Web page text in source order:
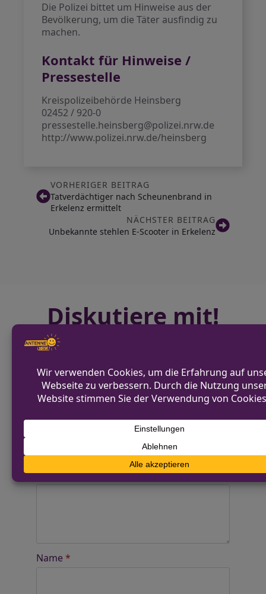
Die Polizei bittet um Hinweise aus der
Bevölkerung, um die Täter ausfindig zu
machen.
Kontakt für Hinweise /
Pressestelle
Kreispolizeibehörde Heinsberg
02452 / 920-0
pressestelle.heinsberg@polizei.nrw.de
http://www.polizei.nrw.de/heinsberg
VORHERIGER BEITRAG
Tatverdächtiger nach Scheunenbrand in
Erkelenz ermittelt
NÄCHSTER BEITRAG
Unbekannte stehlen E-Scooter in Erkelenz
Diskutiere mit!
Anonym und ganz ohne Anmeldezwang!
Alle Kommentare werden von unserer Redaktion im
Schreibe einen Kommentar
Erforderliche Felder sind mit*markiert
Kommentar*
Name *
Alternative: